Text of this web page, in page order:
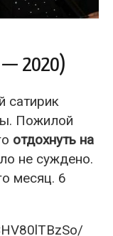
— 2020)
сатирик
Пожилой
отдохнуть на
не суждено.
месяц. 6